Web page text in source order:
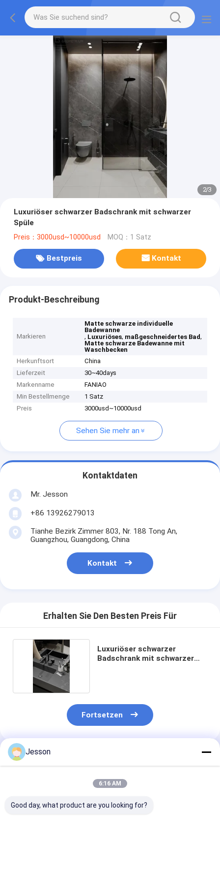
2/3
Luxuriöser schwarzer Badschrank mit schwarzer
Spüle
Preis：3000usd~10000usd MOQ：1 Satz
Bestpreis Kontakt
Produkt-Beschreibung
Markieren
Matte schwarze individuelle
Badewanne
, Luxuriöses, maßgeschneidertes Bad,
Matte schwarze Badewanne mit
Waschbecken
Herkunftsort
China
Lieferzeit
30~40days
Markenname
FANIAO
Min Bestellmenge
1 Satz
Preis
3000usd~10000usd
Sehen Sie mehr an
Kontaktdaten
Mr. Jesson
+86 13926279013
Tianhe Bezirk Zimmer 803, Nr. 188 Tong An,
Guangzhou, Guangdong, China
Kontakt
Erhalten Sie Den Besten Preis Für
Luxuriöser schwarzer
Badschrank mit schwarzer
Fortsetzen
Empfohlene Produkte
Jesson
6:16 AM
Good day, what product are you looking for?